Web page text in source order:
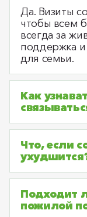
Да. Визиты
чтобы всем
всегда за
поддержка
для семьи.
Как
Что, если
Подходит
пожилой